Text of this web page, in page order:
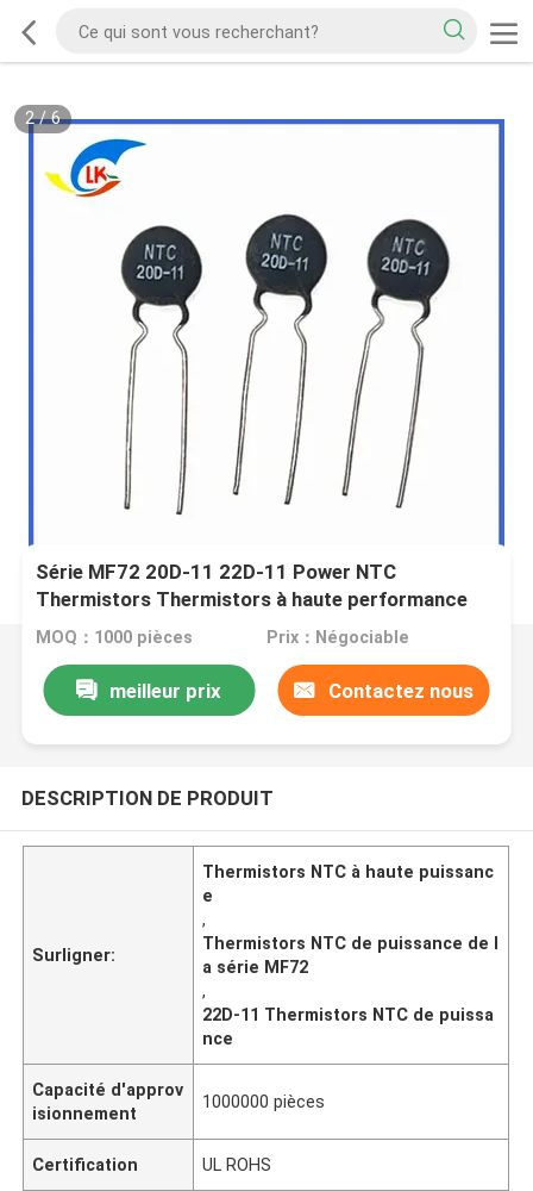
2/6
Série MF72 20D-11 22D-11 Power NTC
Thermistors Thermistors à haute performance
MOQ：1000 pièces Prix：Négociable
meilleur prix Contactez nous
DESCRIPTION DE PRODUIT
Surligner:
Thermistors NTC à haute puissanc
e
,
Thermistors NTC de puissance de l
a série MF72
,
22D-11 Thermistors NTC de puissa
nce
Capacité d'approv
isionnement
1000000 pièces
Certification UL ROHS